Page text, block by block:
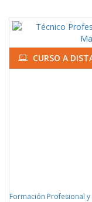
CURSO A
Formación Profesional